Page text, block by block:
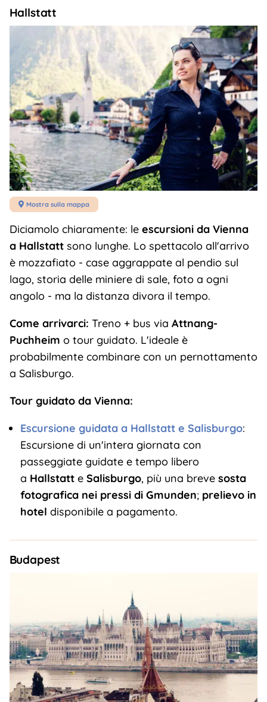
Hallstatt
 Mostra sulla mappa
Diciamolo chiaramente: le escursioni da Vienna
a Hallstattsono lunghe. Lo spettacolo all'arrivo
è mozzafiato - case aggrappate al pendio sul
lago, storia delle miniere di sale, foto a ogni
angolo - ma la distanza divora il tempo.
Come arrivarci: Treno + bus via Attnang-
Puchheim o tour guidato. L'ideale è
probabilmente combinare con un pernottamento
a Salisburgo.
Tour guidato da Vienna:
Escursione guidata a Hallstatt e Salisburgo:
Escursione di un'intera giornata con
passeggiate guidate e tempo libero
a Hallstatte Salisburgo, più una breve sosta
fotografica nei pressi di Gmunden; prelievo in
hotel disponibile a pagamento.
Budapest